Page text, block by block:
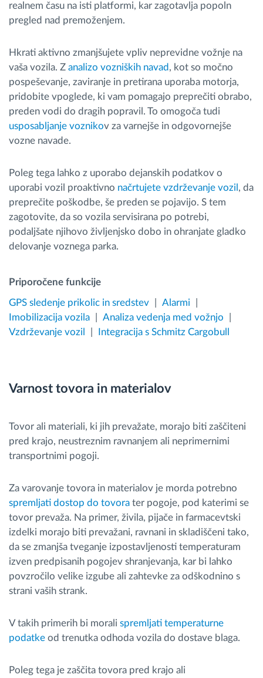
realnem času na isti platformi, kar zagotavlja popoln
pregled nad premoženjem.
Hkrati aktivno zmanjšujete vpliv neprevidne vožnje na
vaša vozila. Z analizo vozniških navad , kot so močno
pospeševanje, zaviranje in pretirana uporaba motorja,
pridobite vpoglede, ki vam pomagajo preprečiti obrabo,
preden vodi do dragih popravil. To omogoča tudi
usposabljanje voznikov za varnejše in odgovornejše
vozne navade.
Poleg tega lahko z uporabo dejanskih podatkov o
uporabi vozil proaktivno načrtujete vzdrževanje vozil , da
preprečite poškodbe, še preden se pojavijo. S tem
zagotovite, da so vozila servisirana po potrebi,
podaljšate njihovo življenjsko dobo in ohranjate gladko
delovanje voznega parka.
Priporočene funkcije
GPS sledenje prikolic in sredstev
Alarmi
Imobilizacija vozila
Analiza vedenja med vožnjo
Vzdrževanje vozil
Integracija s Schmitz Cargobull
Varnost tovora in materialov
Tovor ali materiali, ki jih prevažate, morajo biti zaščiteni
pred krajo, neustreznim ravnanjem ali neprimernimi
transportnimi pogoji.
Za varovanje tovora in materialov je morda potrebno
spremljati dostop do tovora ter pogoje, pod katerimi se
tovor prevaža. Na primer, živila, pijače in farmacevtski
izdelki morajo biti prevažani, ravnani in skladiščeni tako,
da se zmanjša tveganje izpostavljenosti temperaturam
izven predpisanih pogojev shranjevanja, kar bi lahko
povzročilo velike izgube ali zahtevke za odškodnino s
strani vaših strank.
V takih primerih bi morali spremljati temperaturne
podatke od trenutka odhoda vozila do dostave blaga.
Poleg tega je zaščita tovora pred krajo ali